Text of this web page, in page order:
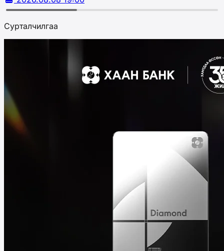
Сурталчилгаа